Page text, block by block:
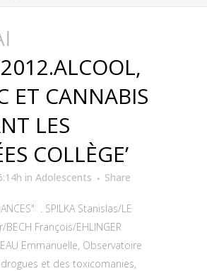
ET CANNABIS
LES
COLLÈGE’
in Adolescents Share
. SPILKA Stanislas/LE
BECH François/EHLINGER
Emmanuelle, Observatoire
et des toxicomanies,